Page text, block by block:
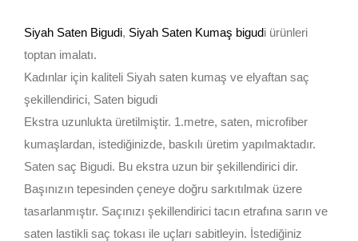
Siyah Saten Bigudi, Siyah Saten Kumaş bigudi ürünleri
toptan imalatı.
Kadınlar için kaliteli Siyah saten kumaş ve elyaftan saç
şekillendirici, Saten bigudi
Ekstra uzunlukta üretilmiştir. 1.metre, saten, microfiber
kumaşlardan, istediğinizde, baskılı üretim yapılmaktadır.
Saten saç Bigudi. Bu ekstra uzun bir şekillendirici dir.
Başınızın tepesinden çeneye doğru sarkıtılmak üzere
tasarlanmıştır. Saçınızı şekillendirici tacın etrafına sarın ve
saten lastikli saç tokası ile uçları sabitleyin. İstediğiniz